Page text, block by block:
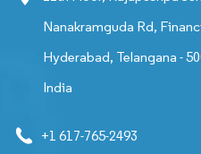
Nanakramguda Rd,
Hyderabad, Telangana -
India
+1 617-765-2493